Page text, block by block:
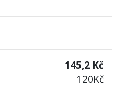
145,2 Kč
120Kč